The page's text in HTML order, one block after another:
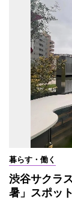
暮らす・働く
渋谷サクラ
暑」スポット